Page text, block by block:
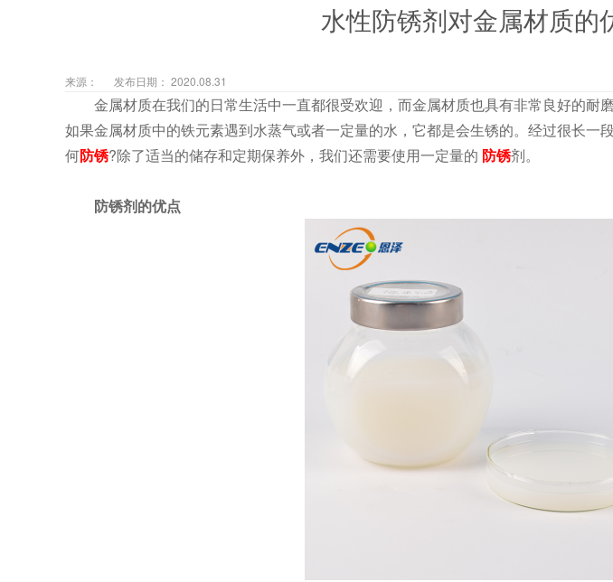
水性防锈剂对金属材质的
来源： 发布日期： 2020.08.31
金属材质在我们的日常生活中一直都很受欢迎，而金属材质也具有非常良好的耐磨
如果金属材质中的铁元素遇到水蒸气或者一定量的水，它都是会生锈的。经过很长一
何防锈?除了适当的储存和定期保养外，我们还需要使用一定量的 防锈剂。
防锈剂的优点